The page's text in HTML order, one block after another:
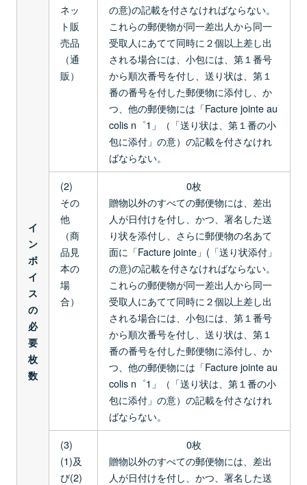
イ
ン
ボ
イ
ス
の
必
要
枚
数
ネッ
ト販
売品
（通
販）
の意)の記載を付さなければならない。
これらの郵便物が同一差出人から同一
受取人にあてて同時に２個以上差し出
される場合には、小包には、第１番号
から順次番号を付し、送り状は、第１
番の番号を付した郵便物に添付し、か
つ、他の郵便物には「Facture jointe au
colis n゜1」（「送り状は、第１番の小
包に添付」の意）の記載を付さなけれ
ばならない。
(2)
その
他
（商
品見
本の
場
合）
0枚
贈物以外のすべての郵便物には、差出
人が日付けを付し、かつ、署名した送
り状を添付し、さらに郵便物の名あて
面に「Facture jointe」(「送り状添付」
の意)の記載を付さなければならない。
これらの郵便物が同一差出人から同一
受取人にあてて同時に２個以上差し出
される場合には、小包には、第１番号
から順次番号を付し、送り状は、第１
番の番号を付した郵便物に添付し、か
つ、他の郵便物には「Facture jointe au
colis n゜1」（「送り状は、第１番の小
包に添付」の意）の記載を付さなけれ
ばならない。
(3)
(1)及
び(2)
0枚
贈物以外のすべての郵便物には、差出
人が日付けを付し、かつ、署名した送